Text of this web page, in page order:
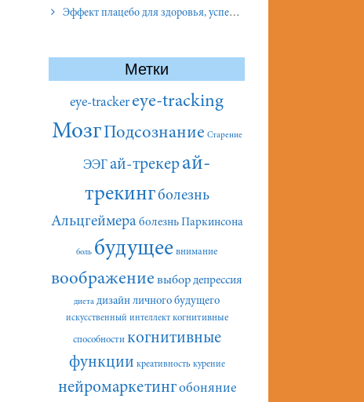
Эффект плацебо для здоровья, успеха и отношений
Метки
eye-tracker eye-tracking
МозгПодсознание Старение
ЭЭГай-трекерай-
трекингболезнь
Альцгеймера болезнь Паркинсона
боль будущее внимание
воображение выбор депрессия
диета дизайн личного будущего
искусственный интеллект когнитивные
способности когнитивные
функции креативность курение
нейромаркетингобоняние